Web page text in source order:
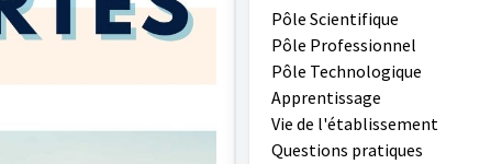
Pôle Scientifique
Pôle Professionnel
Pôle Technologique
Apprentissage
Vie de l'établissement
Questions pratiques